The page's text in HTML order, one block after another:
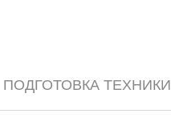
ПОДГОТОВКА ТЕХНИКИ